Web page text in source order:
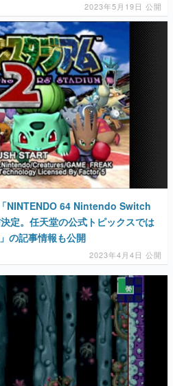
2023年5月19日 公開
NINTENDO 64 Nintendo Switch
定。任天堂の公式トピックスでは
の記事情報も公開
2023年4月4日 公開